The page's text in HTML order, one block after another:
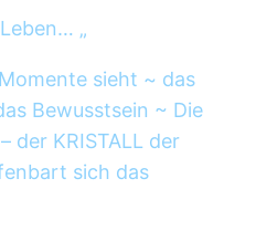
„
sieht ~ das
Bewusstsein ~ Die
der KRISTALL der
sich das